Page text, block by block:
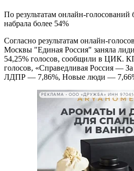
По результатам онлайн-
набрала более 54%
Согласно результатам онлайн-
Москвы "Единая Россия" заняла
54,25% голосов, сообщили в ЦИК.
голосов, «Справедливая Россия —
ЛДПР — 7,86%, Новые люди —
РЕКЛАМА • ООО «ДРУЖБА» ИНН